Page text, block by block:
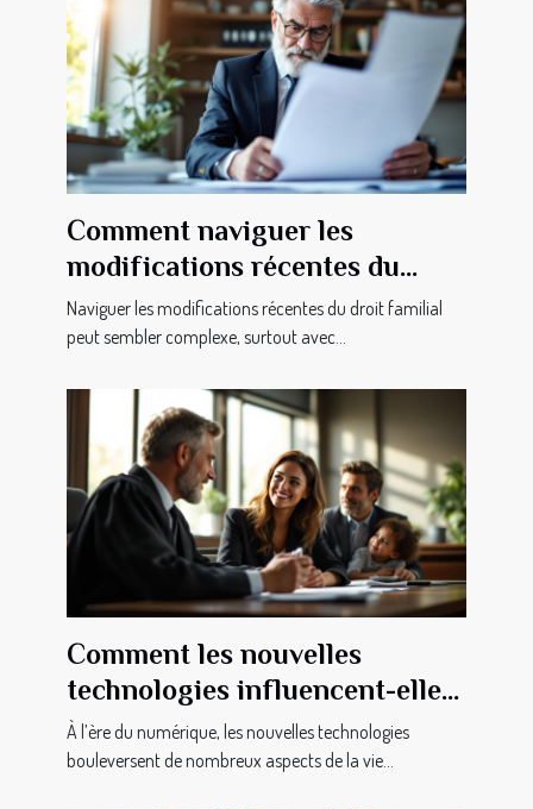
Comment naviguer les
modifications récentes du
droit familial ?
Naviguer les modifications récentes du droit familial
peut sembler complexe, surtout avec...
Comment les nouvelles
technologies influencent-elles
le droit de la famille ?
À l’ère du numérique, les nouvelles technologies
bouleversent de nombreux aspects de la vie...